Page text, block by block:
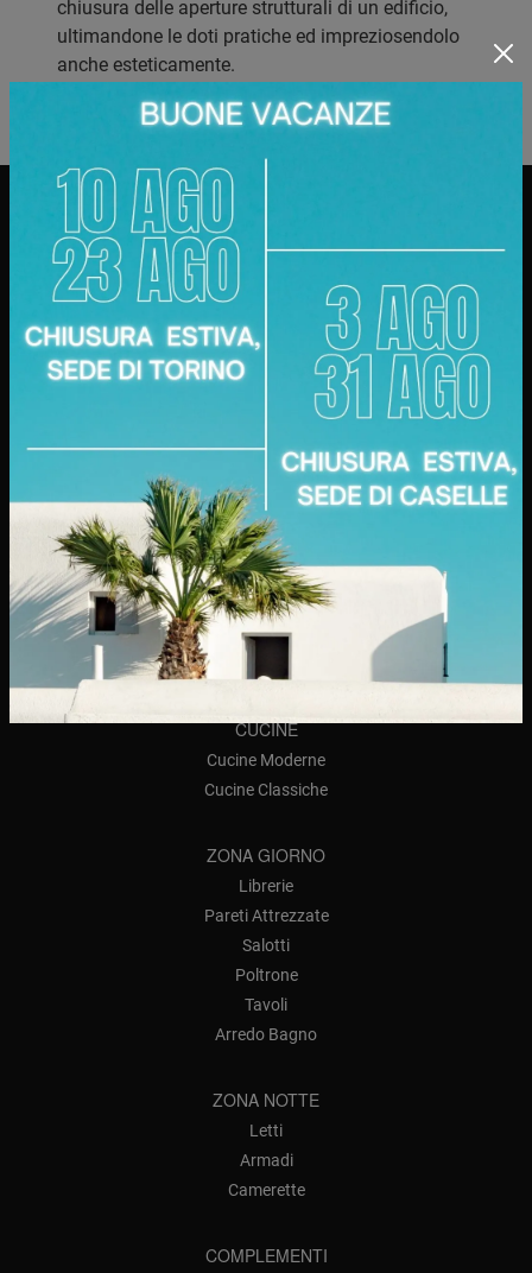
chiusura delle aperture strutturali di un edificio,
ultimandone le doti pratiche ed impreziosendolo
anche esteticamente.
Punto Vendita
Corso Racconigi, 134
10141 - Torino (TO)
+39 011-377191
Fabbrica e Punto Vendita
Via delle Fabbriche, 20
10072 - Caselle (TO)
Tel.+39 011-8170952
AZIENDA
Chi Siamo
Realizzazioni
CUCINE
Cucine Moderne
Cucine Classiche
ZONA GIORNO
Librerie
Pareti Attrezzate
Salotti
Poltrone
Tavoli
Arredo Bagno
ZONA NOTTE
Letti
Armadi
Camerette
COMPLEMENTI